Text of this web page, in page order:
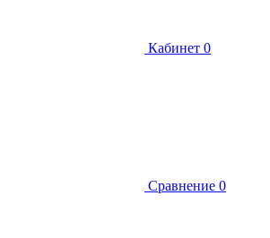
Кабинет 0
Сравнение 0